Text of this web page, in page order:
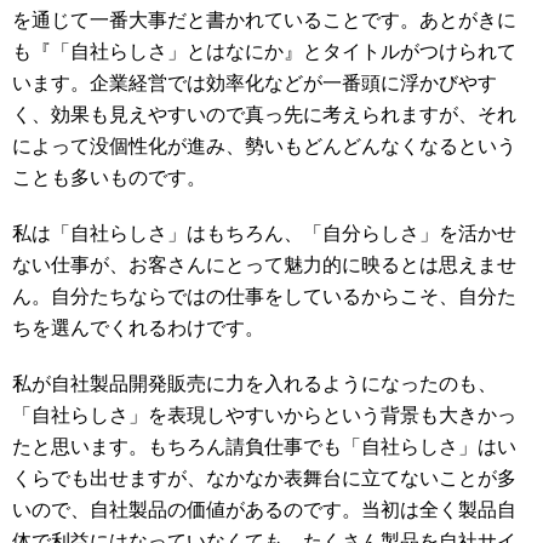
を通じて一番大事だと書かれていることです。あとがきに
も『「自社らしさ」とはなにか』とタイトルがつけられて
います。企業経営では効率化などが一番頭に浮かびやす
く、効果も見えやすいので真っ先に考えられますが、それ
によって没個性化が進み、勢いもどんどんなくなるという
ことも多いものです。
私は「自社らしさ」はもちろん、「自分らしさ」を活かせ
ない仕事が、お客さんにとって魅力的に映るとは思えませ
ん。自分たちならではの仕事をしているからこそ、自分た
ちを選んでくれるわけです。
私が自社製品開発販売に力を入れるようになったのも、
「自社らしさ」を表現しやすいからという背景も大きかっ
たと思います。もちろん請負仕事でも「自社らしさ」はい
くらでも出せますが、なかなか表舞台に立てないことが多
いので、自社製品の価値があるのです。当初は全く製品自